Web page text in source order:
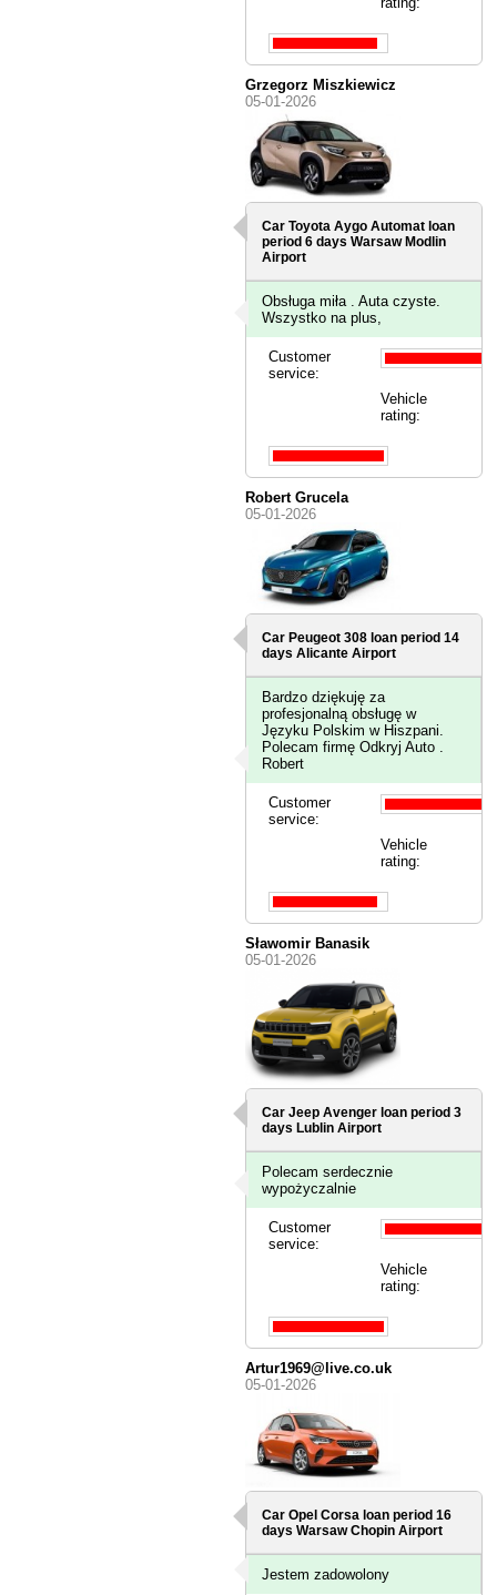
Grzegorz Miszkiewicz
05-01-2026
Car Toyota Aygo Automat loan
period 6 daysWarsaw Modlin
Airport
Obsługa miła . Auta czyste.
Wszystko na plus,
Customer
service:
Vehicle
rating:
Robert Grucela
05-01-2026
Car Peugeot 308 loan period 14
daysAlicante Airport
Bardzo dziękuję za
profesjonalną obsługę w
Języku Polskim w Hiszpani.
Polecam firmę Odkryj Auto .
Robert
Customer
service:
Vehicle
rating:
Sławomir Banasik
05-01-2026
Car Jeep Avenger loan period 3
days Lublin Airport
Polecam serdecznie
wypożyczalnie
Customer
service:
Vehicle
rating:
Artur1969@live.co.uk
05-01-2026
Car Opel Corsa loan period 16
daysWarsaw Chopin Airport
Jestem zadowolony